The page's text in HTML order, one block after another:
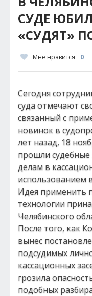
СУДЕ
«СУДЯТ»
Мне нравится 0
Сегодня
суда отмечают
связанный с
новинок в
лет назад, 18
прошли судебные
делам в
использованием
Идея применить
технологии
Челябинского
После того, как
вынес
подсудимых
кассационных
грозила
подобных